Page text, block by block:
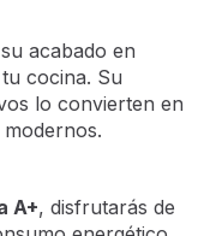
acabado en
cocina. Su
lo convierten en
A+, disfrutarás de